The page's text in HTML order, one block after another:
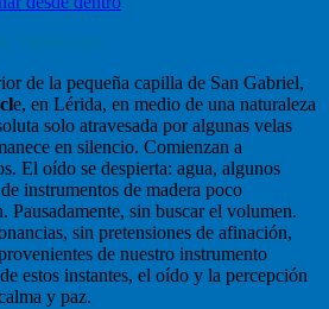
de la pequeña capilla de San Gabriel,
e, en Lérida, en medio de una naturaleza
solo atravesada por algunas velas
en silencio. Comienzan a
El oído se despierta: agua, algunos
instrumentos de madera poco
Pausadamente, sin buscar el volumen.
sin pretensiones de afinación,
de nuestro instrumento
estos instantes, el oído y la percepción
y paz.